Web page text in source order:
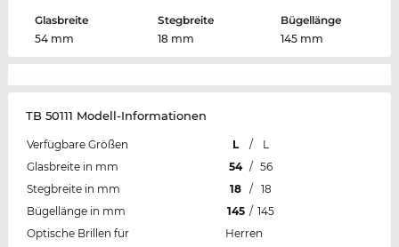
Glasbreite
54 mm
Stegbreite
18 mm
Bügellänge
145 mm
TB 50111 Modell-Informationen
Verfügbare Größen L /
L
Glasbreite in mm
54 / 56
Stegbreite in mm
18 /
18
Bügellänge in mm
145 / 145
Optische Brillen für
Herren